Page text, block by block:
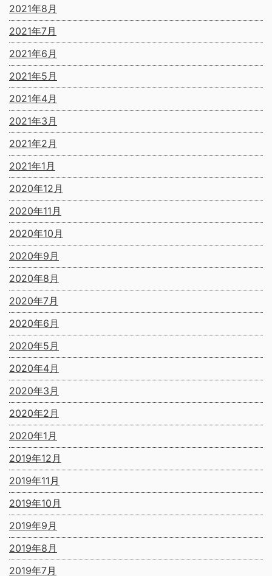
2021年8月
2021年7月
2021年6月
2021年5月
2021年4月
2021年3月
2021年2月
2021年1月
2020年12月
2020年11月
2020年10月
2020年9月
2020年8月
2020年7月
2020年6月
2020年5月
2020年4月
2020年3月
2020年2月
2020年1月
2019年12月
2019年11月
2019年10月
2019年9月
2019年8月
2019年7月